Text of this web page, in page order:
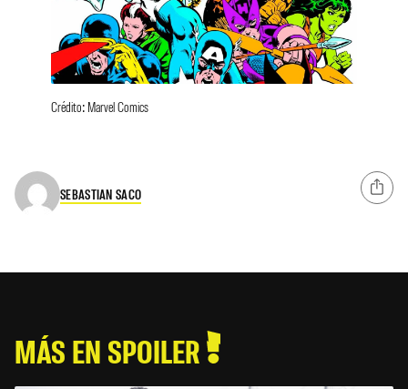
Crédito: Marvel Comics
SEBASTIAN SACO
MÁS EN SPOILER